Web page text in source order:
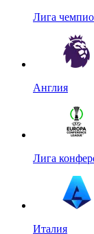
Лига
Англия
Лига
Италия